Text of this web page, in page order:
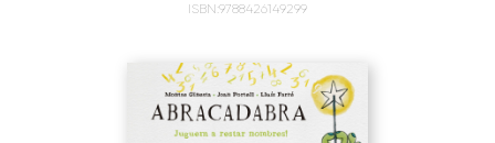
ISBN:9788426149299